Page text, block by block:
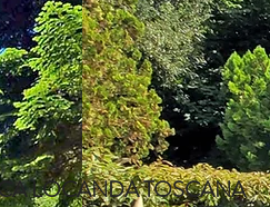
LOCANDA TOSCANA